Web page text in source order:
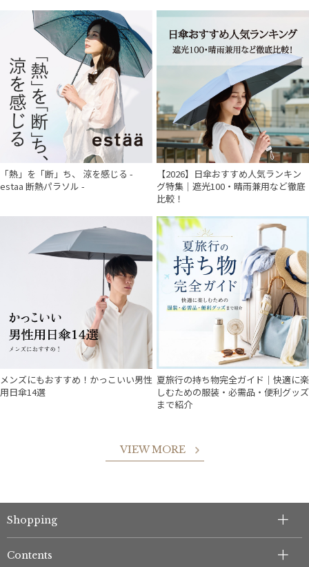
件
「熱」を「断」ち、 涼を感じる -
estaa 断熱パラソル -
【2026】日傘おすすめ人気ランキン
グ特集｜遮光100・晴雨兼用など徹底
比較！
メンズにもおすすめ！かっこいい男性
用日傘14選
夏旅行の持ち物完全ガイド｜快適に楽
しむための服装・必需品・便利グッズ
まで紹介
VIEW MORE
Shopping
Contents